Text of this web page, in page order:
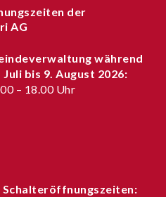
der
AG
während
Juli bis 9. August 2026:
– 18.00 Uhr